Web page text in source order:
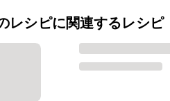
レシピに関連するレシピ